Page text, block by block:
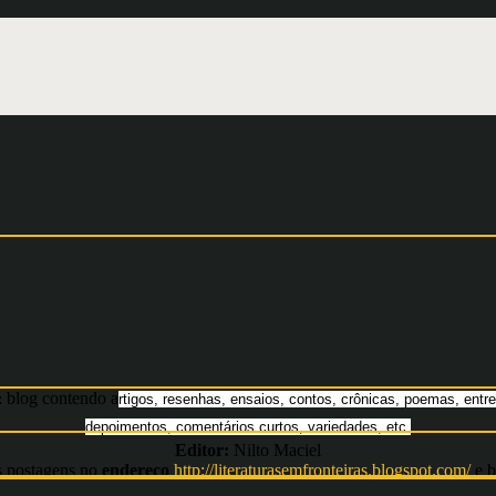
blog contendo artigos, resenhas, ensaios, contos, crônicas, poemas,
depoimentos, comentários curtos, variedades, etc.
Editor: Nilto Maciel
postagens no endereço http://literaturasemfronteiras.blogspot.com/e